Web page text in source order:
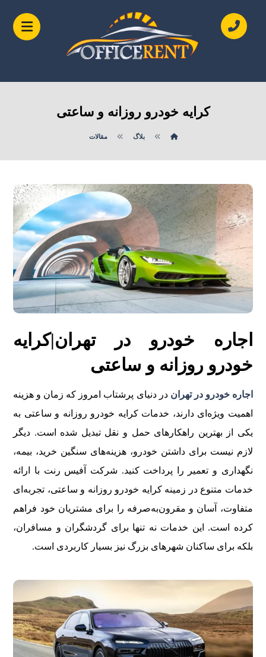
کرایه خودرو روزانه و ساعتی
بلاگ مقالات
اجاره خودرو در تهران|کرایه
خودرو روزانه و ساعتی
اجاره خودرو در تهران در دنیای پرشتاب امروز که زمان و هزینه
اهمیت ویژه‌ای دارند، خدمات کرایه خودرو روزانه و ساعتی به
یکی از بهترین راهکارهای حمل و نقل تبدیل شده است. دیگر
لازم نیست برای داشتن خودرو، هزینه‌های سنگین خرید، بیمه،
نگهداری و تعمیر را پرداخت کنید. شرکت آفیس رنت با ارائه
خدمات متنوع در زمینه کرایه خودرو روزانه و ساعتی، تجربه‌ای
متفاوت، آسان و مقرون‌به‌صرفه را برای مشتریان خود فراهم
کرده است. این خدمات نه تنها برای گردشگران و مسافران،
بلکه برای ساکنان شهرهای بزرگ نیز بسیار کاربردی است.